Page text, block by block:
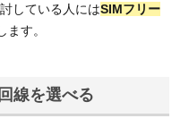
している人にはSIMフリー
ます。
線を選べる